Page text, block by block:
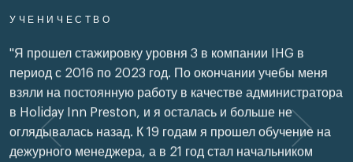
УЧЕНИЧЕСТВО
"Я прошел стажировку уровня 3 в компании IHG в
период с 2016 по 2023 год. По окончании учебы меня
взяли на постоянную работу в качестве администратора
в Holiday Inn Preston, и я осталась и больше не
оглядывалась назад. К 19 годам я прошел обучение на
дежурного менеджера, а в 21 год стал начальником